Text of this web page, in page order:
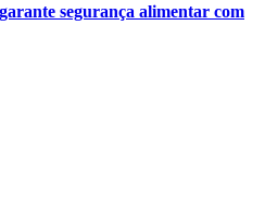
segurança alimentar com